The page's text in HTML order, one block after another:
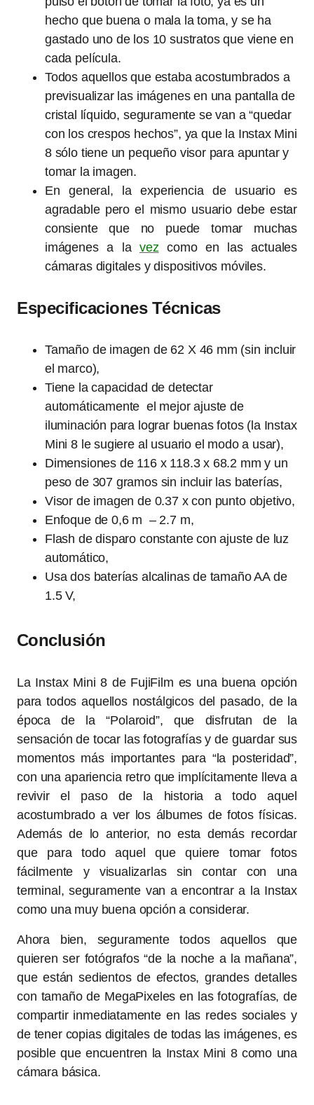
hecho que buena o mala la toma, y se ha
gastado uno de los 10 sustratos que viene en
cada película.
Todos aquellos que estaba acostumbrados a
previsualizar las imágenes en una pantalla de
cristal líquido, seguramente se van a “quedar
con los crespos hechos”, ya que la Instax Mini
8 sólo tiene un pequeño visor para apuntar y
tomar la imagen.
En general, la experiencia de usuario es
agradable pero el mismo usuario debe estar
consiente que no puede tomar muchas
imágenes a la vezcomo en las actuales
cámaras digitales y dispositivos móviles.
Especificaciones Técnicas
Tamaño de imagen de 62 X 46 mm (sin incluir
el marco),
Tiene la capacidad de detectar
automáticamente el mejor ajuste de
iluminación para lograr buenas fotos (la Instax
Mini 8 le sugiere al usuario el modo a usar),
Dimensiones de 116 x 118.3 x 68.2 mm y un
peso de 307 gramos sin incluir las baterías,
Visor de imagen de 0.37 x con punto objetivo,
Enfoque de 0,6 m – 2.7 m,
Flash de disparo constante con ajuste de luz
automático,
Usa dos baterías alcalinas de tamaño AA de
1.5 V,
Conclusión
La Instax Mini 8 de FujiFilm es una buena opción
para todos aquellos nostálgicos del pasado, de la
época de la “Polaroid”, que disfrutan de la
sensación de tocar las fotografías y de guardar sus
momentos más importantes para “la posteridad”,
con una apariencia retro que implícitamente lleva a
revivir el paso de la historia a todo aquel
acostumbrado a ver los álbumes de fotos físicas.
Además de lo anterior, no esta demás recordar
que para todo aquel que quiere tomar fotos
fácilmente y visualizarlas sin contar con una
terminal, seguramente van a encontrar a la Instax
como una muy buena opción a considerar.
Ahora bien, seguramente todos aquellos que
quieren ser fotógrafos “de la noche a la mañana”,
que están sedientos de efectos, grandes detalles
con tamaño de MegaPixeles en las fotografías, de
compartir inmediatamente en las redes sociales y
de tener copias digitales de todas las imágenes, es
posible que encuentren la Instax Mini 8 como una
cámara básica.